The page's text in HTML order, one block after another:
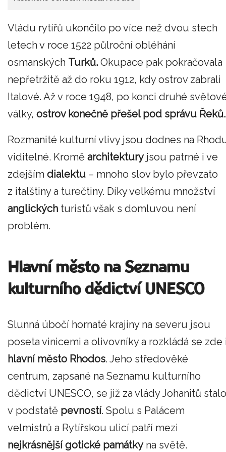
Vládu rytířů ukončilo po více než dvou stech
letech v roce 1522 půlroční obléhání
osmanských Turků. Okupace pak pokračovala
nepřetržitě až do roku 1912, kdy ostrov zabrali
Italové. Až v roce 1948, po konci druhé
války, ostrov konečně přešel pod správu Řeků.
Rozmanité kulturní vlivy jsou dodnes na
viditelné. Kromě architekturyjsou patrné i ve
zdejším dialektu – mnoho slov bylo převzato
z italštiny a turečtiny. Díky velkému množství
anglických turistů však s domluvou není
problém.
Hlavní město na Seznamu
kulturního dědictví UNESCO
Slunná úbočí hornaté krajiny na severu jsou
poseta vinicemi a olivovníky a rozkládá se zde
hlavní město Rhodos. Jeho středověké
centrum, zapsané na Seznamu kulturního
dědictví UNESCO, se již za vlády Johanitů stalo
v podstatě pevností. Spolu s Palácem
velmistrů a Rytířskou ulicí patří mezi
nejkrásnější gotické památkyna světě.